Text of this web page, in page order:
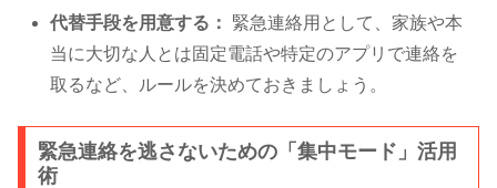
代替手段を用意する：
緊急連絡用として、家族や本
当に大切な人とは固定電話や特定のアプリで連絡を
取るなど、ルールを決めておきましょう。
緊急連絡を逃さないための「集中モード」活用
術